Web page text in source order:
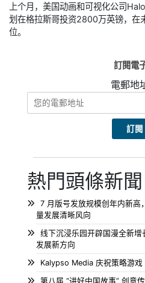
上个月，美国动画和可视化公司
划在格拉斯哥投资2800万英镑，在
位。
訂閱電
電郵地
熱門頭條新聞
7 月版号发放规模创年内新高
量发展清晰风向
线下沉浸乐园开辟国漫全新
发展新方向
Kalypso Media 庆祝策略游
第八届 “讲好中国故事” 创意